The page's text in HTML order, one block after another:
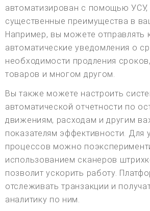
автоматизирован с помощью УСУ,
существенные преимущества в
Например, вы можете отправлять
автоматические уведомления о
необходимости продления
товаров и многом другом.
Вы также можете настроить
автоматической отчетности по
движениям, расходам и другим
показателям эффективности. Для
процессов можно
использованием сканеров
позволит ускорить работу.
отслеживать транзакции и
аналитику по ним.